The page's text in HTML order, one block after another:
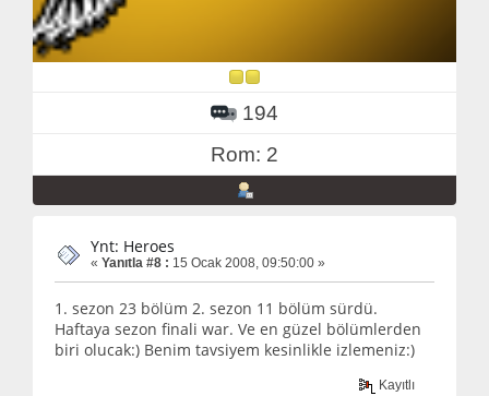
194
Rom: 2
Ynt: Heroes
« Yanıtla #8 : 15 Ocak 2008, 09:50:00 »
1. sezon 23 bölüm 2. sezon 11 bölüm sürdü.
Haftaya sezon finali war. Ve en güzel bölümlerden
biri olucak:) Benim tavsiyem kesinlikle izlemeniz:)
Kayıtlı